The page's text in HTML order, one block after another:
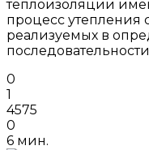
теплоизоляции
процесс утепления
реализуемых в
0
1
4575
0
6 мин.